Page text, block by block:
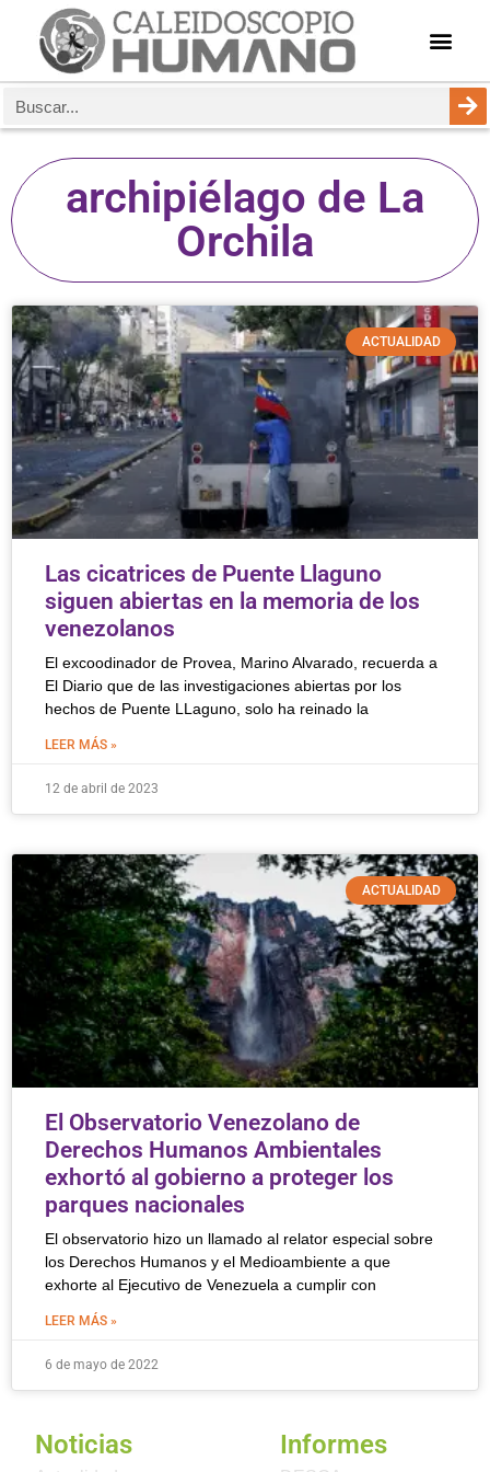
archipiélago de La
Orchila
ACTUALIDAD
Las cicatrices de Puente Llaguno
siguen abiertas en la memoria de los
venezolanos
El excoodinador de Provea, Marino Alvarado, recuerda a
El Diario que de las investigaciones abiertas por los
hechos de Puente LLaguno, solo ha reinado la
LEER MÁS »
12 de abril de 2023
ACTUALIDAD
El Observatorio Venezolano de
Derechos Humanos Ambientales
exhortó al gobierno a proteger los
parques nacionales
El observatorio hizo un llamado al relator especial sobre
los Derechos Humanos y el Medioambiente a que
exhorte al Ejecutivo de Venezuela a cumplir con
LEER MÁS »
6 de mayo de 2022
Noticias Informes